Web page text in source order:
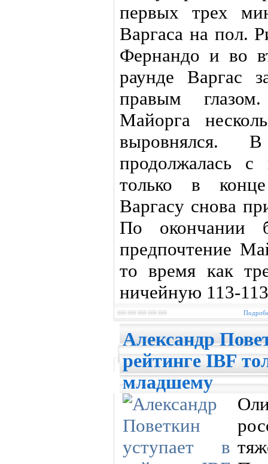
первых трех
Варгаса на пол.
Фернандо и во
раунде Варгас
правым
Майорга
выровнялся.
продолжалась
только в конце
Варгасу снова
По окончании
предпочтение
то время как
ничейную 113-
Александр
рейтинге IBF
младшему